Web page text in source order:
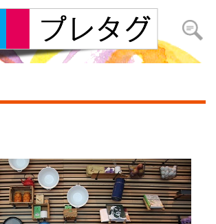
の彼女におすすめな誕生日プレゼ